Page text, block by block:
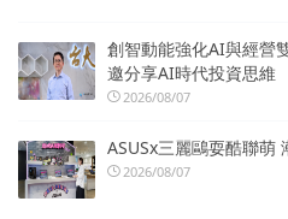
創智動能強化AI與經營
邀分享AI時代投資思維
2026/08/07
ASUSx三麗鷗耍酷聯萌
2026/08/07